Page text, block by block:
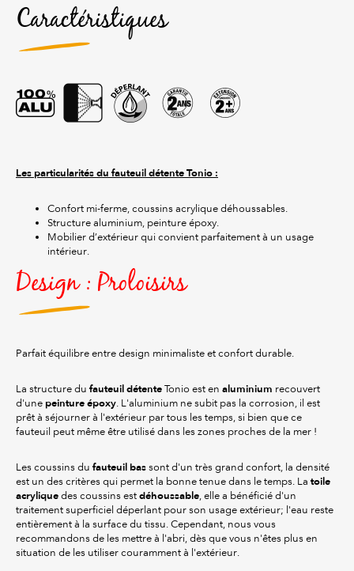
Caractéristiques
Les particularités du fauteuil détente Tonio :
Confort mi-ferme, coussins acrylique déhoussables.
Structure aluminium, peinture époxy.
Mobilier d’extérieur qui convient parfaitement à un usage
intérieur.
Design : Proloisirs
Parfait équilibre entre design minimaliste et confort durable.
La structure du fauteuil détente Tonio est en aluminium recouvert
d'une peinture époxy. L'aluminium ne subit pas la corrosion, il est
prêt à séjourner à l'extérieur par tous les temps, si bien que ce
fauteuil peut même être utilisé dans les zones proches de la mer !
Les coussins du fauteuil bas sont d'un très grand confort, la densité
est un des critères qui permet la bonne tenue dans le temps. La toile
acrylique des coussins est déhoussable, elle a bénéficié d'un
traitement superficiel déperlant pour son usage extérieur; l'eau reste
entièrement à la surface du tissu. Cependant, nous vous
recommandons de les mettre à l'abri, dès que vous n'êtes plus en
situation de les utiliser couramment à l'extérieur.